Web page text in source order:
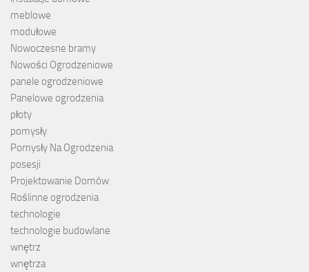
meblowe
modułowe
Nowoczesne bramy
Nowości Ogrodzeniowe
panele ogrodzeniowe
Panelowe ogrodzenia
płoty
pomysły
Pomysły Na Ogrodzenia
posesji
Projektowanie Domów
Roślinne ogrodzenia
technologie
technologie budowlane
wnętrz
wnętrza